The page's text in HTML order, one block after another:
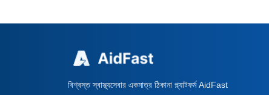
বিশ্বস্ত স্বাস্থ্যসেবার একমাত্র ঠিকানা প্ল্যাটফর্ম AidFast